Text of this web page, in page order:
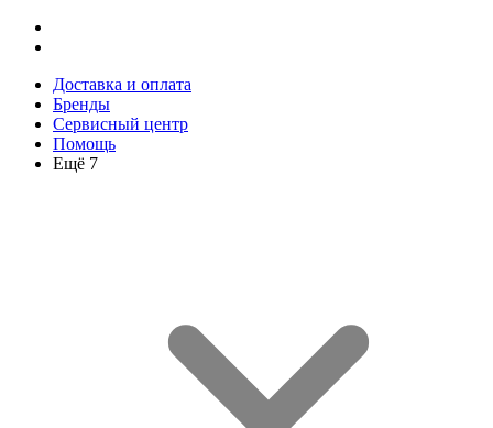
Доставка и оплата
Бренды
Сервисный центр
Помощь
Ещё 7